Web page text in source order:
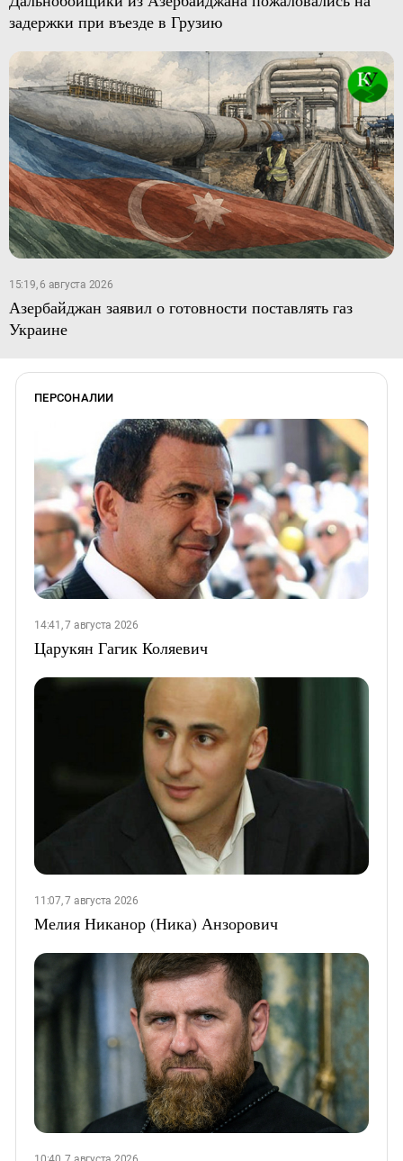
задержки при въезде в Грузию
15:19, 6 августа 2026
Азербайджан заявил о готовности поставлять газ
Украине
ПЕРСОНАЛИИ
14:41, 7 августа 2026
Царукян Гагик Коляевич
11:07, 7 августа 2026
Мелия Никанор (Ника) Анзорович